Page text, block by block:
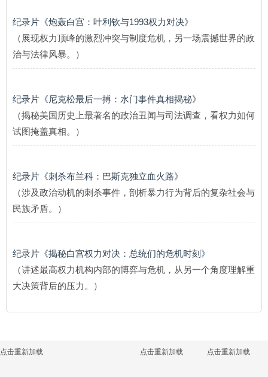
纪录片《炮轰白宫：叶利钦与1993权力对决》
（展现权力顶峰的激烈冲突与制度危机，另一场震撼世界的政
治与法律风暴。）
纪录片《尼克松最后一搏：水门事件真相揭秘》
（揭秘美国历史上最著名的政治丑闻与司法调查，看权力如何
试图掩盖真相。）
纪录片《刺杀布兰科：巴斯克独立血火路》
（涉及政治动机的刺杀事件，剖析暴力行为背后的复杂社会与
民族矛盾。）
纪录片《揭秘白宫权力对决：总统们的危机时刻》
（讲述最高权力机构内部的博弈与危机，从另一个角度理解重
大决策背后的压力。）
点击重新加载 点击重新加载 点击重新加载